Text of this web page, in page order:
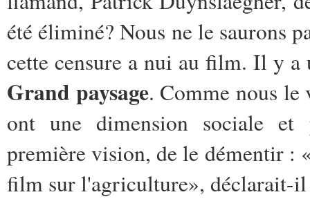
été éliminé? Nous ne le saurons
cette censure a nui au film. Il y a
Grand paysage. Comme nous
ont une dimension sociale et
première vision, de le démentir :
film sur l'agriculture», déclarait-il